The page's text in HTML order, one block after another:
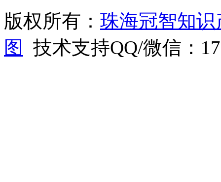
版权所有： 珠海冠智知
图
技术支持QQ/微信：